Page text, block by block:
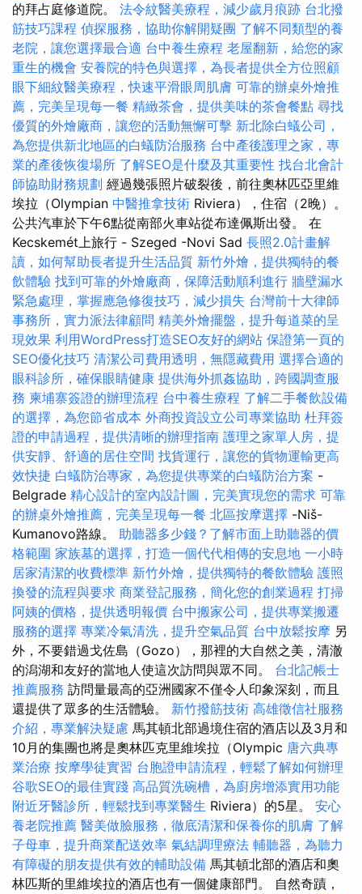
的拜占庭修道院。 法令紋醫美療程，減少歲月痕跡 台北撥
筋技巧課程 偵探服務，協助你解開疑團 了解不同類型的養
老院，讓您選擇最合適 台中養生療程 老屋翻新，給您的家
重生的機會 安養院的特色與選擇，為長者提供全方位照顧
眼下細紋醫美療程，快速平滑眼周肌膚 可靠的辦桌外燴推
薦，完美呈現每一餐 精緻茶會，提供美味的茶會餐點 尋找
優質的外燴廠商，讓您的活動無懈可擊 新北除白蟻公司，
為您提供新北地區的白蟻防治服務 台中產後護理之家，專
業的產後恢復場所 了解SEO是什麼及其重要性 找台北會計
師協助財務規劃 經過幾張照片破裂後，前往奧林匹亞里維
埃拉（Olympian 中醫推拿技術 Riviera），住宿（2晚）。
公共汽車於下午6點從南部火車站從布達佩斯出發。 在
Kecskemét上旅行 - Szeged -Novi Sad 長照2.0計畫解
讀，如何幫助長者提升生活品質 新竹外燴，提供獨特的餐
飲體驗 找到可靠的外燴廠商，保障活動順利進行 牆壁漏水
緊急處理，掌握應急修復技巧，減少損失 台灣前十大律師
事務所，實力派法律顧問 精美外燴擺盤，提升每道菜的呈
現效果 利用WordPress打造SEO友好的網站 保證第一頁的
SEO優化技巧 清潔公司費用透明，無隱藏費用 選擇合適的
眼科診所，確保眼睛健康 提供海外抓姦協助，跨國調查服
務 柬埔寨簽證的辦理流程 台中養生療程 了解二手餐飲設備
的選擇，為您節省成本 外商投資設立公司專業協助 杜拜簽
證的申請過程，提供清晰的辦理指南 護理之家單人房，提
供安靜、舒適的居住空間 找貨運行，讓您的貨物運輸更高
效快捷 白蟻防治專家，為您提供專業的白蟻防治方案 -
Belgrade 精心設計的室內設計圖，完美實現您的需求 可靠
的辦桌外燴推薦，完美呈現每一餐 北區按摩選擇 -Niš-
Kumanovo路線。 助聽器多少錢？了解市面上助聽器的價
格範圍 家族墓的選擇，打造一個代代相傳的安息地 一小時
居家清潔的收費標準 新竹外燴，提供獨特的餐飲體驗 護照
換發的流程與要求 商業登記服務，簡化您的創業過程 打掃
阿姨的價格，提供透明報價 台中搬家公司，提供專業搬遷
服務的選擇 專業冷氣清洗，提升空氣品質 台中放鬆按摩 另
外，不要錯過戈佐島（Gozo），那裡的大自然之美，清澈
的潟湖和友好的當地人使這次訪問與眾不同。 台北記帳士
推薦服務 訪問量最高的亞洲國家不僅令人印象深刻，而且
還提供了眾多的生活體驗。 新竹撥筋技術 高雄徵信社服務
介紹，專業解決疑慮 馬其頓北部過境住宿的酒店以及3月和
10月的集團也將是奧林匹克里維埃拉（Olympic 唐六典專
業治療 按摩學徒實習 台胞證申請流程，輕鬆了解如何辦理
谷歌SEO的最佳實踐 高品質洗碗槽，為廚房增添實用功能
附近牙醫診所，輕鬆找到專業醫生 Riviera）的5星。 安心
養老院推薦 醫美做臉服務，徹底清潔和保養你的肌膚 了解
子母車，提升商業配送效率 氣結調理療法 輔聽器，為聽力
有障礙的朋友提供有效的輔助設備 馬其頓北部的酒店和奧
林匹斯的里維埃拉的酒店也有一個健康部門。 自然奇蹟，